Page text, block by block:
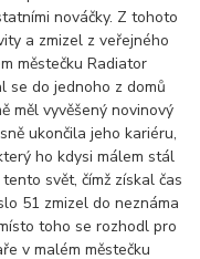
nováčky. Z tohoto
a zmizel z veřejného
městečku Radiator
se do jednoho z domů
měl vyvěšený novinový
ukončila jeho kariéru,
ho kdysi málem stál
svět, čímž získal čas
51 zmizel do neznáma
toho se rozhodl pro
v malém městečku